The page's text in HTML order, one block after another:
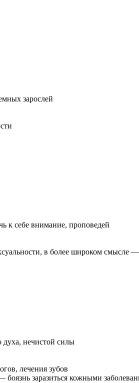
зарослей
к себе внимание, проповедей
в более широком смысле
духа, нечистой силы
лечения зубов
заразиться кожными